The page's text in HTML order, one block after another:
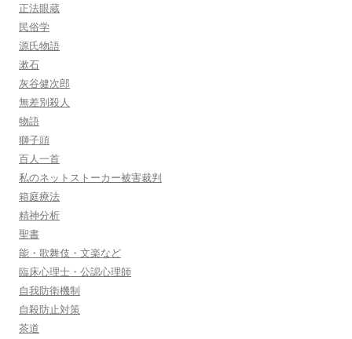
正法眼蔵
民俗学
源氏物語
漱石
灰谷健次郎
無差別殺人
物語
獅子頭
百人一首
私のネットストーカー被害裁判
箱庭療法
精神分析
聖書
能・歌舞伎・文楽など
臨床心理士・公認心理師
自我防衛機制
自殺防止対策
茶道